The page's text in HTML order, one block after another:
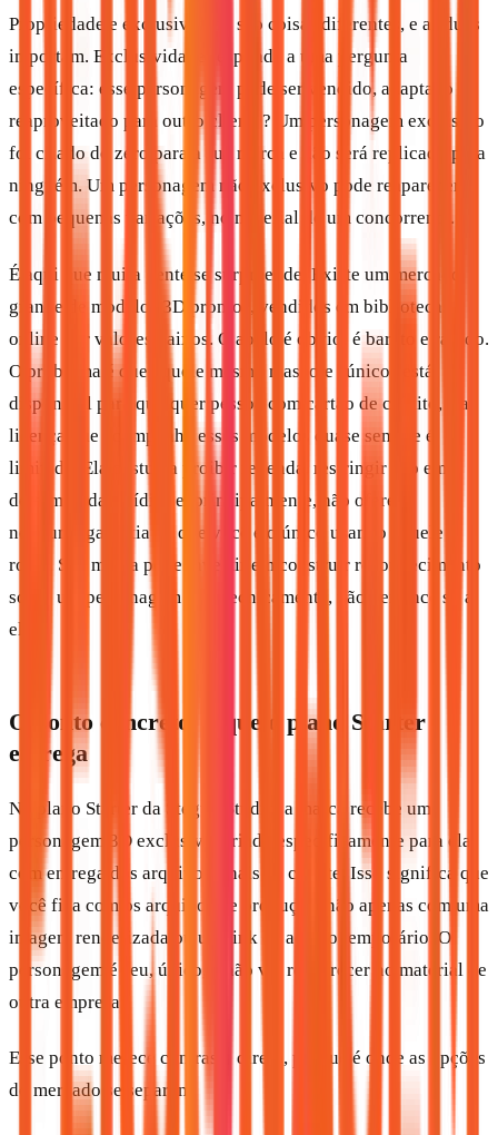
Propriedade e exclusividade são coisas diferentes, e as duas
importam. Exclusividade responde a uma pergunta
específica: esse personagem pode ser vendido, adaptado ou
reaproveitado para outro cliente? Um personagem exclusivo
foi criado do zero para a sua marca e não será replicado para
ninguém. Um personagem não exclusivo pode reaparecer,
com pequenas variações, no material de um concorrente.
É aqui que muita gente se surpreende. Existe um mercado
grande de modelos 3D prontos, vendidos em bibliotecas
online por valores baixos. O apelo é óbvio: é barato e rápido.
O problema é que aquele mesmo mascote "único" está
disponível para qualquer pessoa com cartão de crédito, e a
licença que acompanha esses modelos quase sempre é
limitada. Ela costuma proibir revenda, restringir uso em
determinadas mídias e, principalmente, não oferece
nenhuma garantia de que você é o único usando aquele
rosto. Sua marca pode investir em construir reconhecimento
sobre um personagem que, tecnicamente, não pertence só a
ela.
O ponto concreto: o que o plano Starter
entrega
No plano Starter da Stegun Studio, a marca recebe um
personagem 3D exclusivo, criado especificamente para ela,
com entrega dos arquivos finais ao cliente. Isso significa que
você fica com os arquivos de produção, não apenas com uma
imagem renderizada ou um link de acesso temporário. O
personagem é seu, único, e não vai reaparecer no material de
outra empresa.
Esse ponto merece contraste direto, porque é onde as opções
do mercado se separam: